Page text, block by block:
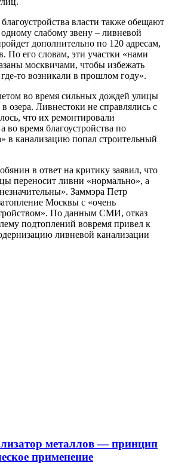
власти также обещают
слабому звену – ливневой
дополнительно по 120 адресам,
По его словам, эти участки «нами
москвичами, чтобы избежать
то возникали в прошлом году».
во время сильных дождей улицы
озера. Ливнестоки не справлялись с
что их ремонтировали
время благоустройства по
в канализацию попал строительный
в ответ на критику заявил, что
переносит ливни «нормально», а
Заммэра Петр
Москвы с «очень
По данным СМИ, отказ
подтоплений вовремя привел к
ливневой канализации
металлов — принцип
применение